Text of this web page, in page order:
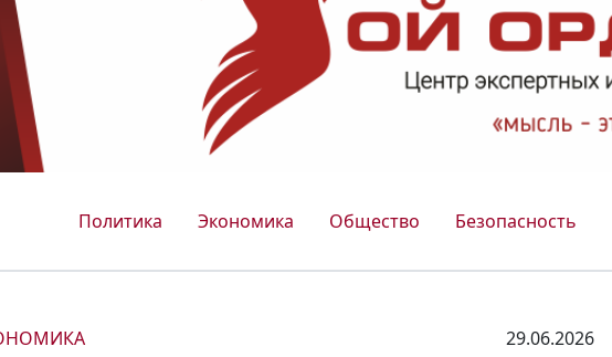
Политика Экономика Общество Безопасность
29.06.2026